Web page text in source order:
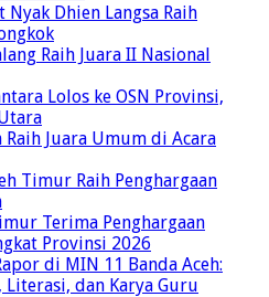
Dhien Langsa Raih
Raih Juara II Nasional
Lolos ke OSN Provinsi,
Raih Juara Umum di Acara
Timur Raih Penghargaan
Terima Penghargaan
Provinsi 2026
di MIN 11 Banda Aceh:
Literasi, dan Karya Guru